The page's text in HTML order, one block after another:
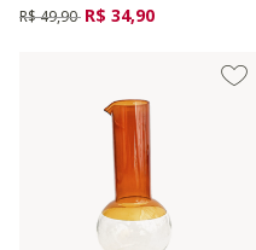
Preço reduzido de
R$ 49,90 para
R$ 34,90